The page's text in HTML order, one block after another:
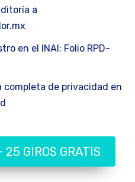
a
en el INAI: Folio RPD-
completa de privacidad en
25 GIROS GRATIS